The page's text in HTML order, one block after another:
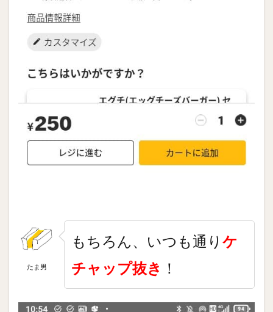
たま男
もちろん、いつも通り ケ
チャップ抜き ！